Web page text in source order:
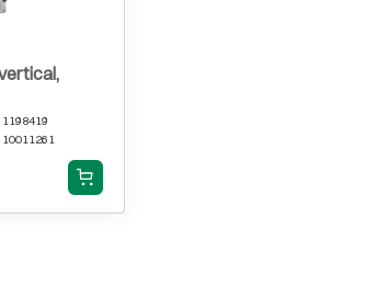
1198419
10011261